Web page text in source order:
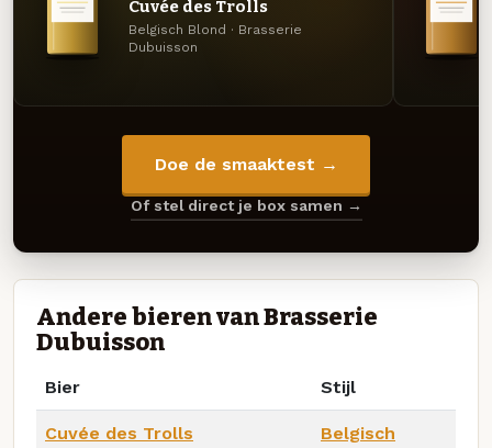
Cuvée des Trolls
Belgisch Blond · Brasserie
Dubuisson
Doe de smaaktest →
Of stel direct je box samen →
Andere bieren van Brasserie
Dubuisson
Bier Stijl
Cuvée des Trolls
Belgisch